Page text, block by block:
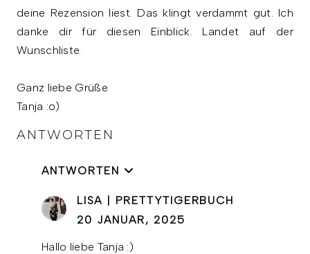
deine Rezension liest. Das klingt verdammt gut. Ich
danke dir für diesen Einblick. Landet auf der
Wunschliste.
Ganz liebe Grüße
Tanja :o)
ANTWORTEN
ANTWORTEN
LISA | PRETTYTIGERBUCH
20 JANUAR, 2025
Hallo liebe Tanja :)